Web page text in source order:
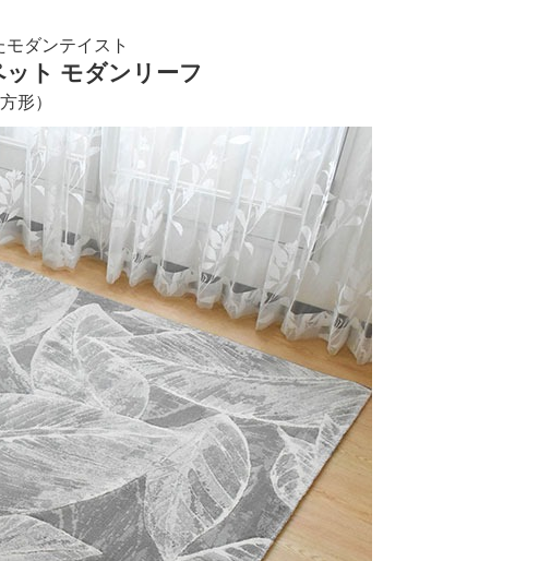
ダンテイスト
ト モダンリーフ
形）